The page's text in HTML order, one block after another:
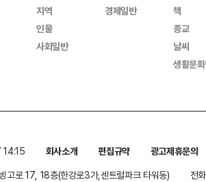
지역
인물
사회일반
경제일반
책
종교
날씨
생활문
14:15 회사소개 편집규약
광고제휴문의
고로 17, 18층(한강로3가,센트럴파크 타워동)
전